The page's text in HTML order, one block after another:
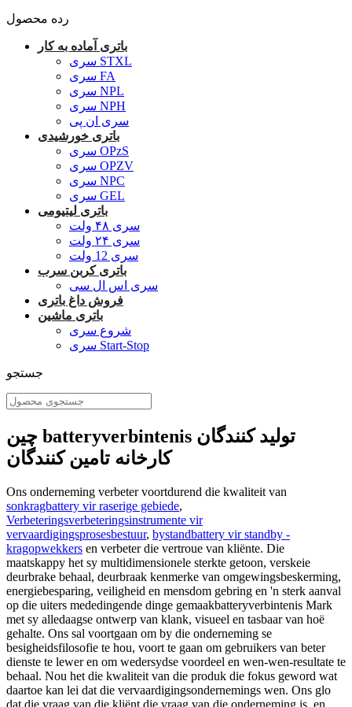
رده محصول
باتری آماده به کار
سری STXL
سری FA
سری NPL
سری NPH
سری ان پی
باتری خورشیدی
سری OPzS
سری OPZV
سری NPC
سری GEL
باتری لیتیومی
سری ۴۸ ولت
سری ۲۴ ولت
سری 12 ولت
باتری کربن سرب
سری اس ال سی
فروش داغ باتری
باتری ماشین
شروع سری
سری Start-Stop
جستجو
چین batteryverbintenis تولید کنندگان
کارخانه تامین کنندگان
Ons onderneming verbeter voortdurend die kwaliteit van
sonkragbattery vir raserige gebiede,
Verbeteringsverbeteringsinstrumente vir
vervaardigingsprosesbestuur, bystandbattery vir standby -
kragopwekkers en verbeter die vertroue van kliënte. Die
maatskappy het sy multidimensionele sterkte getoon, verskeie
deurbrake behaal, deurbraak kenmerke van omgewingsbeskerming,
energiebesparing, veiligheid en mensdom gebring en 'n sterk aanval
op die uiters mededingende dinge gemaakbatteryverbintenis Mark
met sy alledaagse ontwerp van klank, visueel en tasbaar van hoë
gehalte. Ons sal voortgaan om by die onderneming se
besigheidsfilosofie te hou, voort te gaan om gebruikers van beter
dienste te lewer en om wedersydse voordeel en wen-wen-resultate te
behaal. Nou het die kwaliteit van die produk die fokus geword wat
daartoe kan lei dat die vervaardigingsondernemings wen. Ons glo
dat die vraag van die kliënt die vraag van die onderneming is, en